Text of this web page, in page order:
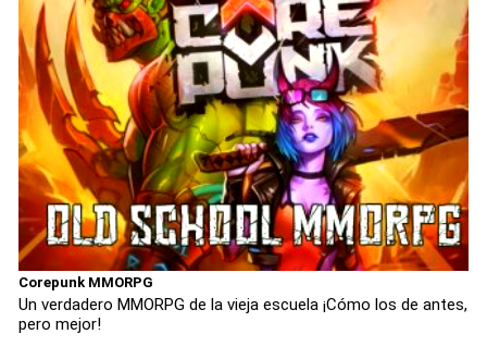
Corepunk MMORPG
Un verdadero MMORPG de la vieja escuela ¡Cómo los de antes,
pero mejor!